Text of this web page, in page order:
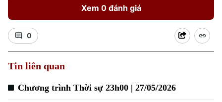
Xem 0 đánh giá
0
Tin liên quan
Chương trình Thời sự 23h00 | 27/05/2026